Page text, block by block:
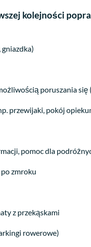
kolejności
poruszania
przewijaki, pokój
pomoc dla
zmroku
z przekąskami
rowerowe)